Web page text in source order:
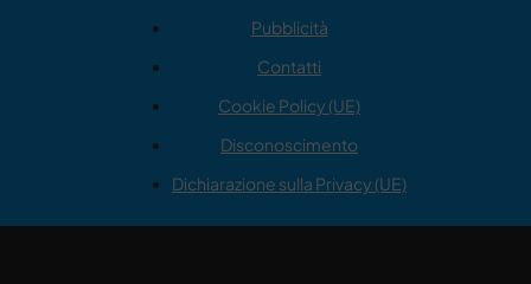
Pubblicità
Contatti
Cookie Policy (UE)
Disconoscimento
Dichiarazione sulla Privacy (UE)